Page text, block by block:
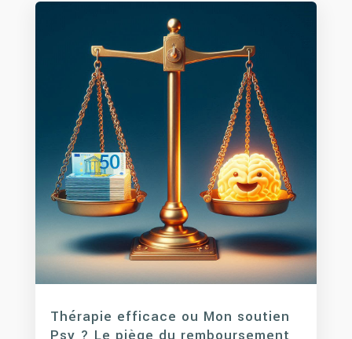
Thérapie efficace ou Mon soutien